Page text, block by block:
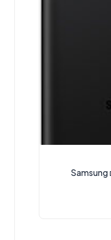
החלפת מסך LCD+מגע מקוריים Samsung